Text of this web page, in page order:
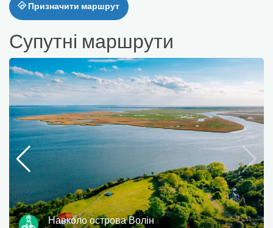
Призначити маршрут
Супутні маршрути
Velo Baltica (EV10/13)